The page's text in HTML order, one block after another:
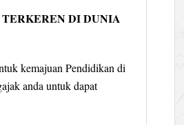
DI DUNIA
kemajuan Pendidikan di
anda untuk dapat